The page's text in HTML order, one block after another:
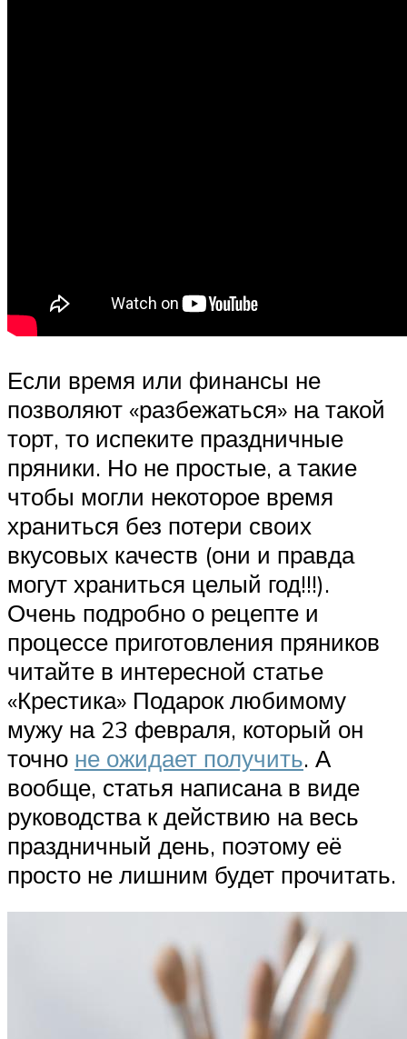
Если время или финансы не
позволяют «разбежаться» на такой
торт, то испеките праздничные
пряники. Но не простые, а такие
чтобы могли некоторое время
храниться без потери своих
вкусовых качеств (они и правда
могут храниться целый год!!!).
Очень подробно о рецепте и
процессе приготовления пряников
читайте в интересной статье
«Крестика» Подарок любимому
мужу на 23 февраля, который он
точно не ожидает получить. А
вообще, статья написана в виде
руководства к действию на весь
праздничный день, поэтому её
просто не лишним будет прочитать.